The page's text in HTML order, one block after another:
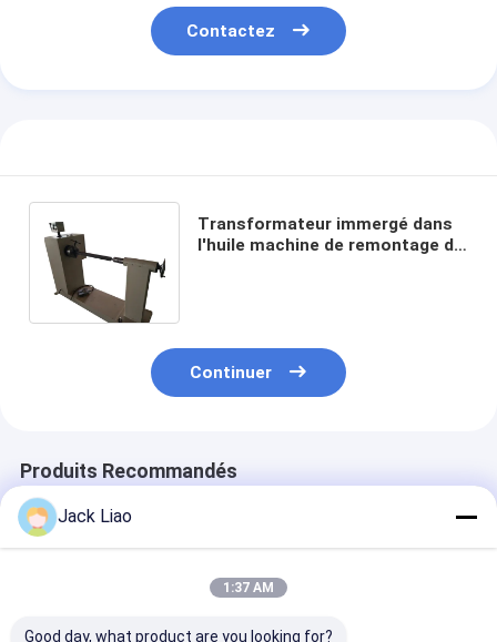
Contactez
Transformateur immergé dans
l'huile machine de remontage de
Continuer
Produits Recommandés
Jack Liao
1:37 AM
Good day, what product are you looking for?